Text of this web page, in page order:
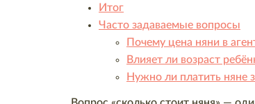
Итог
Часто задаваемые вопросы
Почему цена няни в
Влияет ли возраст
Нужно ли платить няне